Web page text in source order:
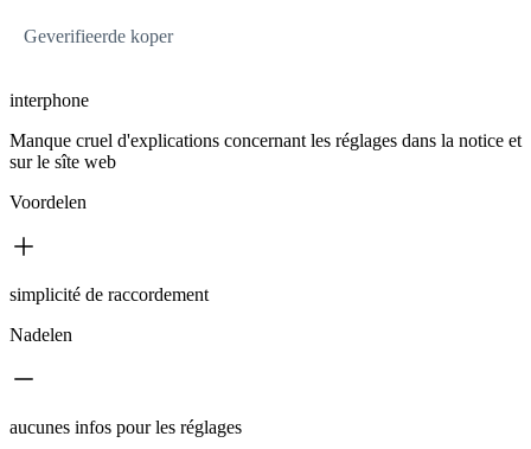
Geverifieerde koper
interphone
Manque cruel d'explications concernant les réglages dans la notice et
sur le sîte web
Voordelen
simplicité de raccordement
Nadelen
aucunes infos pour les réglages